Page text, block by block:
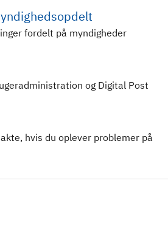
fordelt på myndigheder
og Digital Post
hvis du oplever problemer på